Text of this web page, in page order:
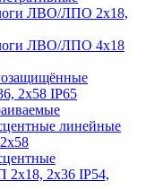
ЛВО/ЛПО 2х18,
ЛВО/ЛПО 4х18
2х58 IP65
линейные
2х36 IP54,